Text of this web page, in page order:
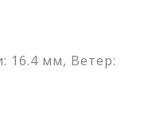
16.4 мм, Ветер: